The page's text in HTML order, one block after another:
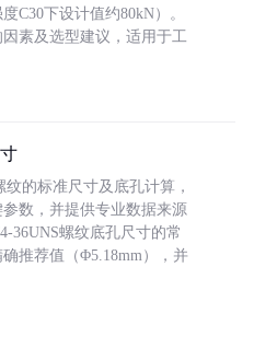
C30下设计值约80kN）。
素及选型建议，适用于工
的标准尺寸及底孔计算，
数，并提供专业数据来源
36UNS螺纹底孔尺寸的常
推荐值（Φ5.18mm），并